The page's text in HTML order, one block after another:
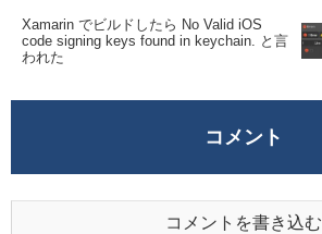
Xamarin でビルドしたら No Valid iOS
code signing keys found in keychain. と言
われた
コメント
コメントを書き込む